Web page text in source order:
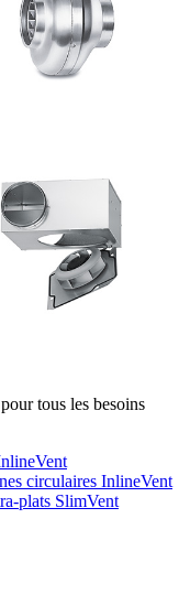
tous les besoins
circulaires InlineVent
plats SlimVent